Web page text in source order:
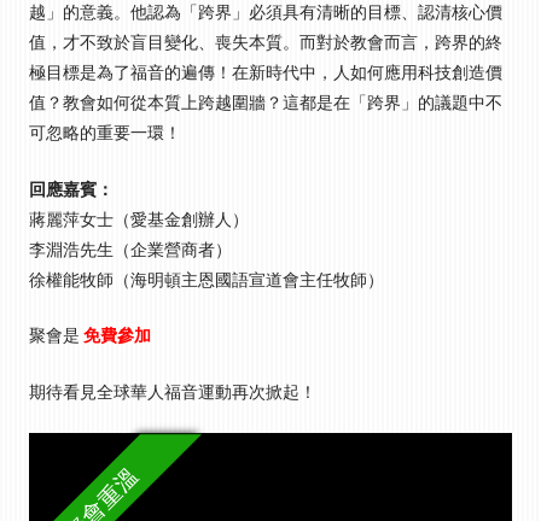
越」的意義。他認為「跨界」必須具有清晰的目標、認清核心價
值，才不致於盲目變化、喪失本質。而對於教會而言，跨界的終
極目標是為了福音的遍傳！在新時代中，人如何應用科技創造價
值？教會如何從本質上跨越圍牆？這都是在「跨界」的議題中不
可忽略的重要一環！
回應嘉賓：
蔣麗萍女士（愛基金創辦人）
李淵浩先生（企業營商者）
徐權能牧師（海明頓主恩國語宣道會主任牧師）
聚會是 免費參加
期待看見全球華人福音運動再次掀起！